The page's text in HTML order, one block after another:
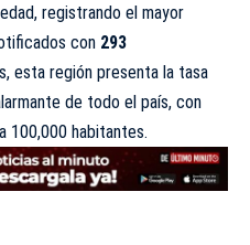
registrando el mayor
con 293
esta región presenta la tasa
de todo el país, con
100,000 habitantes.